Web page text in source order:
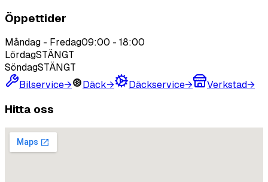
Öppettider
Måndag - Fredag09:00 - 18:00
LördagSTÄNGT
SöndagSTÄNGT
Bilservice→ Däck→ Däckservice→ Verkstad→
Hitta oss